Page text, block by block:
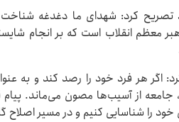
تصریح کرد: شهدای ما دغدغه
معظم انقلاب است که بر انجام
اگر هر فرد خود را رصد کند و به
جامعه از آسیب‌ها مصون می‌ماند.
را شناسایی کنیم و در مسیر اصلاح